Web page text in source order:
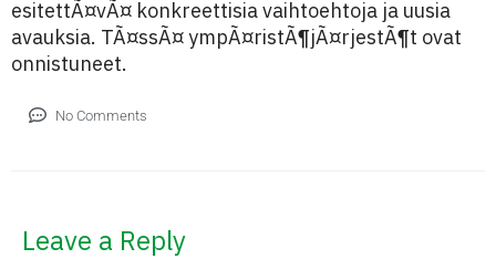
esitettÃ¤vÃ¤ konkreettisia vaihtoehtoja ja uusia
avauksia. TÃ¤ssÃ¤ ympÃ¤ristÃ¶jÃ¤rjestÃ¶t ovat
onnistuneet.
No Comments
Leave a Reply